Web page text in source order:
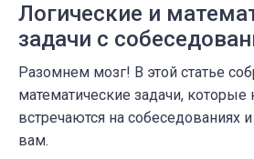
Логические и
задачи с
Разомнем мозг! В этой статье
математические задачи, которые
встречаются на собеседованиях
вам.